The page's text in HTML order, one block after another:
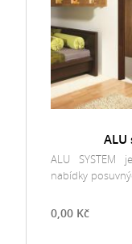
ALU
ALU
nabídky
estetickým
řešení pro
0,00 Kč